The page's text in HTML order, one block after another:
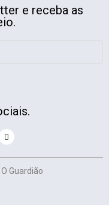
e receba as
Guardião